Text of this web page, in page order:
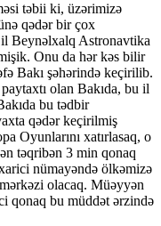
təbii ki, üzərimizə
qədər bir çox
Beynəlxalq Astronavtika
Onu da hər kəs bilir
Bakı şəhərində keçirilib.
olan Bakıda, bu il
bu tədbir
qədər keçirilmiş
Oyunlarını xatırlasaq, o
təqribən 3 min qonaq
nümayəndə ölkəmizə
olacaq. Müəyyən
qonaq bu müddət ərzində